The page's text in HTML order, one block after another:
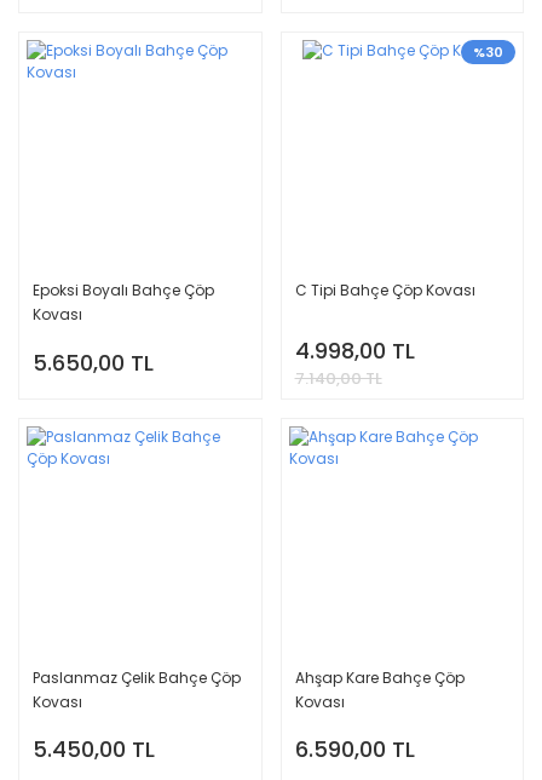
Epoksi Boyalı Bahçe Çöp
Kovası
5.650,00 TL
%30
C Tipi Bahçe Çöp Kovası
4.998,00 TL
7.140,00 TL
Paslanmaz Çelik Bahçe Çöp
Kovası
5.450,00 TL
Ahşap Kare Bahçe Çöp
Kovası
6.590,00 TL